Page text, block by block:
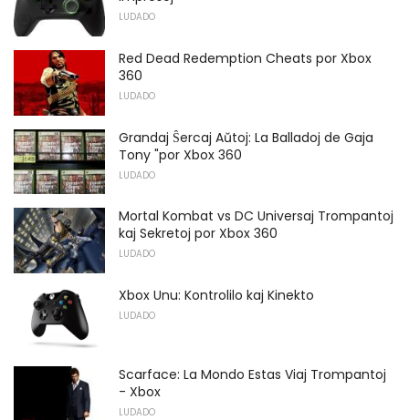
LUDADO
Red Dead Redemption Cheats por Xbox
360
LUDADO
Grandaj Ŝercaj Aŭtoj: La Balladoj de Gaja
Tony "por Xbox 360
LUDADO
Mortal Kombat vs DC Universaj Trompantoj
kaj Sekretoj por Xbox 360
LUDADO
Xbox Unu: Kontrolilo kaj Kinekto
LUDADO
Scarface: La Mondo Estas Viaj Trompantoj
- Xbox
LUDADO